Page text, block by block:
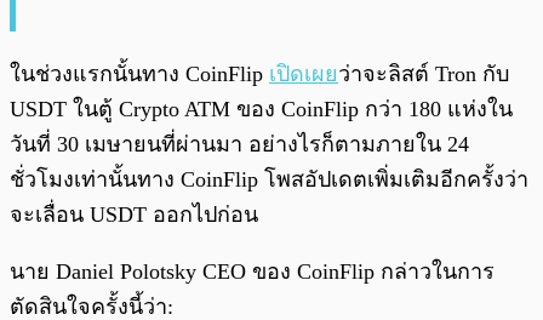
ในช่วงแรกนั้นทาง CoinFlip เปิดเผยว่าจะลิสต์ Tron กับ
USDT ในตู้ Crypto ATM ของ CoinFlip กว่า 180 แห่งใน
วันที่ 30 เมษายนที่ผ่านมา อย่างไรก็ตามภายใน 24
ชั่วโมงเท่านั้นทาง CoinFlip โพสอัปเดตเพิ่มเติมอีกครั้งว่า
จะเลื่อน USDT ออกไปก่อน
นาย Daniel Polotsky CEO ของ CoinFlip กล่าวในการ
ตัดสินใจครั้งนี้ว่า: